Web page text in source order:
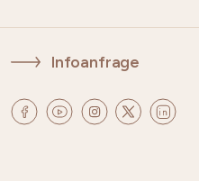
Infoanfrage